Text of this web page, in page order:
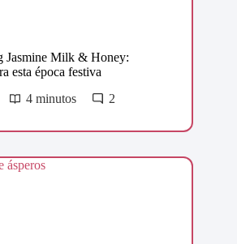
Jasmine Milk & Honey:
esta época festiva
4 minutos 2